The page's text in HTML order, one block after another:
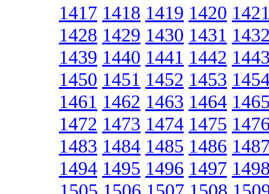
1417 1418 1419 1420
1428 1429 1430 1431
1439 1440 1441 1442
1450 1451 1452 1453
1461 1462 1463 1464
1472 1473 1474 1475
1483 1484 1485 1486
1494 1495 1496 1497